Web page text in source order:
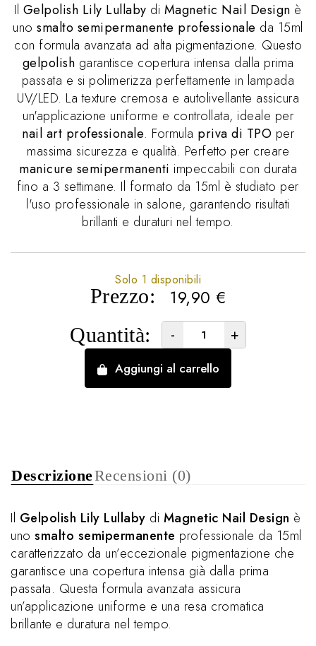
Il Gelpolish Lily Lullaby di Magnetic Nail Design è
unosmalto semipermanente professionale da 15ml
con formula avanzata ad alta pigmentazione. Questo
gelpolish garantisce copertura intensa dalla prima
passata e si polimerizza perfettamente in lampada
UV/LED. La texture cremosa e autolivellante assicura
un'applicazione uniforme e controllata, ideale per
nail art professionale. Formula priva di TPO per
massima sicurezza e qualità. Perfetto per creare
manicure semipermanenti impeccabili con durata
fino a 3 settimane. Il formato da 15ml è studiato per
l'uso professionale in salone, garantendo risultati
brillanti e duraturi nel tempo.
Prezzo: 19,90 €
Solo 1 disponibili
Quantità: - +
Aggiungi al carrello
DescrizioneRecensioni (0)
Il Gelpolish Lily Lullaby di Magnetic Nail Design è
uno smalto semipermanente professionale da 15ml
caratterizzato da un’eccezionale pigmentazione che
garantisce una copertura intensa già dalla prima
passata. Questa formula avanzata assicura
un’applicazione uniforme e una resa cromatica
brillante e duratura nel tempo.